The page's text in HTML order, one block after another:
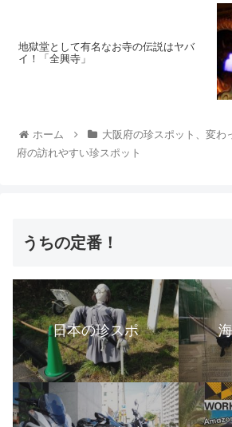
地獄堂として有名なお寺の伝説はヤバ
イ！「全興寺」
ホーム 大阪府の珍スポット、変わ
府の訪れやすい珍スポット
うちの定番！
日本の珍スポ